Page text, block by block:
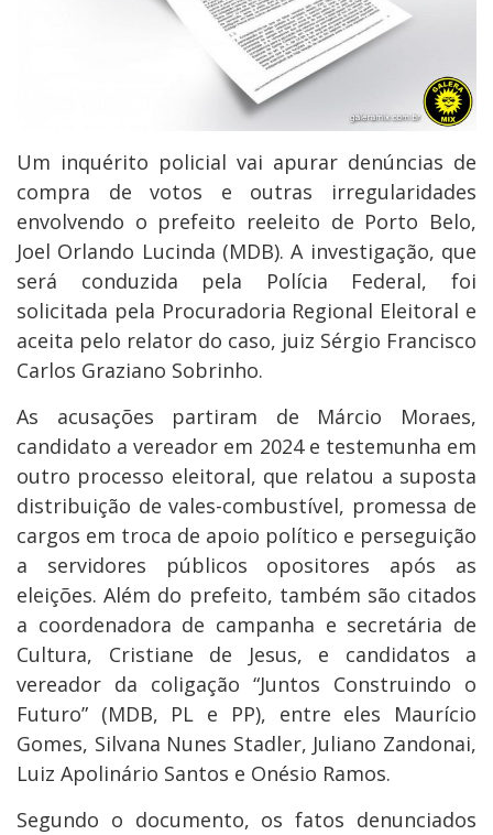
Um inquérito policial vai apurar denúncias de
compra de votos e outras irregularidades
envolvendo o prefeito reeleito de Porto Belo,
Joel Orlando Lucinda (MDB). A investigação, que
será conduzida pela Polícia Federal, foi
solicitada pela Procuradoria Regional Eleitoral e
aceita pelo relator do caso, juiz Sérgio Francisco
Carlos Graziano Sobrinho.
As acusações partiram de Márcio Moraes,
candidato a vereador em 2024 e testemunha em
outro processo eleitoral, que relatou a suposta
distribuição de vales-combustível, promessa de
cargos em troca de apoio político e perseguição
a servidores públicos opositores após as
eleições. Além do prefeito, também são citados
a coordenadora de campanha e secretária de
Cultura, Cristiane de Jesus, e candidatos a
vereador da coligação “Juntos Construindo o
Futuro” (MDB, PL e PP), entre eles Maurício
Gomes, Silvana Nunes Stadler, Juliano Zandonai,
Luiz Apolinário Santos e Onésio Ramos.
Segundo o documento, os fatos denunciados